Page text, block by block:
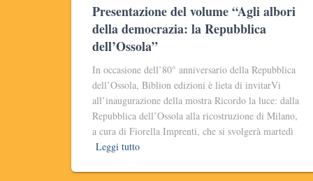
Presentazione del volume “Agli albori
della democrazia: la Repubblica
dell’Ossola”
In occasione dell’80° anniversario della Repubblica
dell’Ossola, Biblion edizioni è lieta di invitarVi
all’inaugurazione della mostra Ricordo la luce: dalla
Repubblica dell’Ossola alla ricostruzione di Milano,
a cura di Fiorella Imprenti, che si svolgerà martedì
Leggi tutto